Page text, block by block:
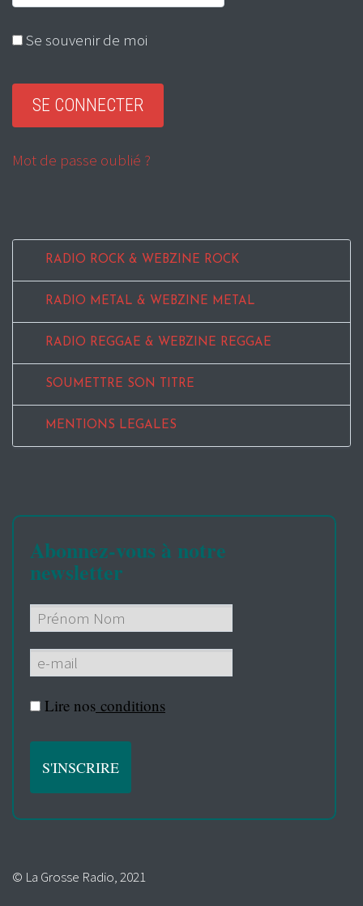
Se souvenir de moi
Mot de passe oublié ?
RADIO ROCK & WEBZINE ROCK
RADIO METAL & WEBZINE METAL
RADIO REGGAE & WEBZINE REGGAE
SOUMETTRE SON TITRE
MENTIONS LEGALES
Abonnez-vous à notre
newsletter
Lire nos conditions
© La Grosse Radio, 2021